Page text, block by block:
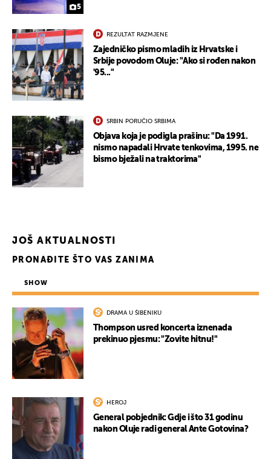
5
REZULTAT RAZMJENE
Zajedničko pismo mladih iz Hrvatske i
Srbije povodom Oluje: "Ako si rođen nakon
'95..."
SRBIN PORUČIO SRBIMA
Objava koja je podigla prašinu: "Da 1991.
nismo napadali Hrvate tenkovima, 1995. ne
bismo bježali na traktorima"
JOŠ AKTUALNOSTI
PRONAĐITE ŠTO VAS ZANIMA
SHOW
DRAMA U ŠIBENIKU
Thompson usred koncerta iznenada
prekinuo pjesmu: "Zovite hitnu!"
HEROJ
General pobjednik: Gdje i što 31 godinu
nakon Oluje radi general Ante Gotovina?
UKLJUČITE NOTIFIKACIJE